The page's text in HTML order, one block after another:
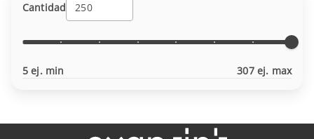
Cantidad
5 ej. min 307 ej. max